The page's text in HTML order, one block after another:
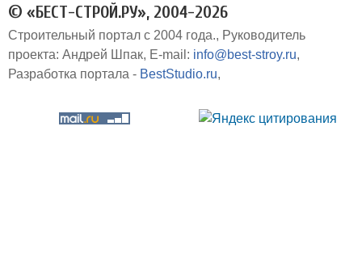
© «БЕСТ-СТРОЙ.РУ», 2004-2026
Строительный портал с 2004 года.
Руководитель
проекта: Андрей Шпак E-mail: info@best-stroy.ru
Разработка портала - BestStudio.ru